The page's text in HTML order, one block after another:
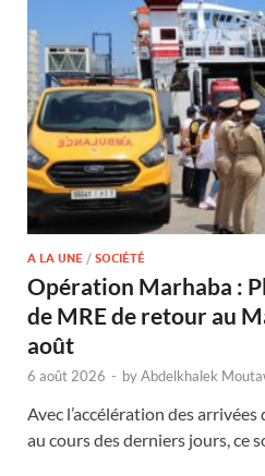
A LA UNE / SOCIÉTÉ
Opération Marhaba :
de MRE de retour au
août
6 août 2026 - byAbdelkhalek
Avec l’accélération des
au cours des derniers jours, ce